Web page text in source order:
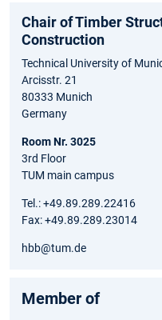
Chair of Timber
Construction
Technical University of
Arcisstr. 21
80333 Munich
Germany
Room Nr. 3025
3rd Floor
TUM main campus
Tel.: +49.89.289.22416
Fax: +49.89.289.23014
hbb@tum.de
Member of